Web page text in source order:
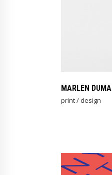
MARLEN
print / design